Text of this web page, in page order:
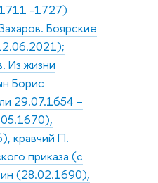
-1727)
Боярские
Из жизни
Борис
29.07.1654 –
кравчий П.
приказа (с
(28.02.1690),